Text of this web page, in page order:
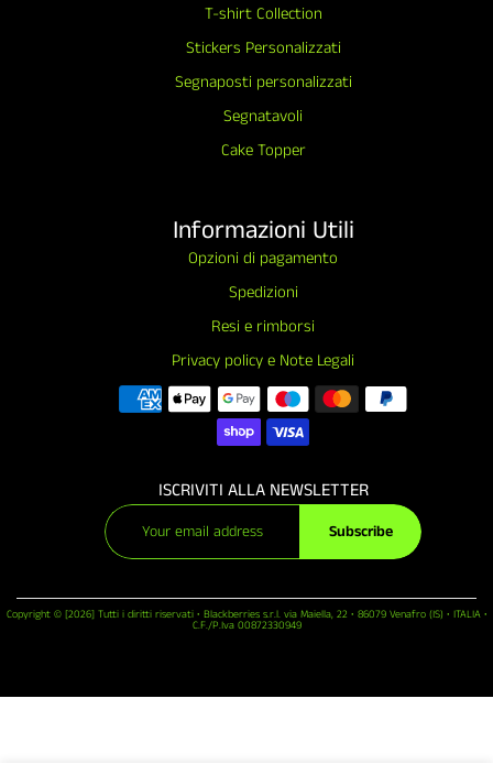
T-shirt Collection
Stickers Personalizzati
Segnaposti personalizzati
Segnatavoli
Cake Topper
Informazioni Utili
Opzioni di pagamento
Spedizioni
Resi e rimborsi
Privacy policy e Note Legali
ISCRIVITI ALLA NEWSLETTER
Subscribe
Copyright © [2026] Tutti i diritti riservati • Blackberries s.r.l. via Maiella, 22 • 86079 Venafro (IS) • ITALIA •
C.F./P.Iva 00872330949